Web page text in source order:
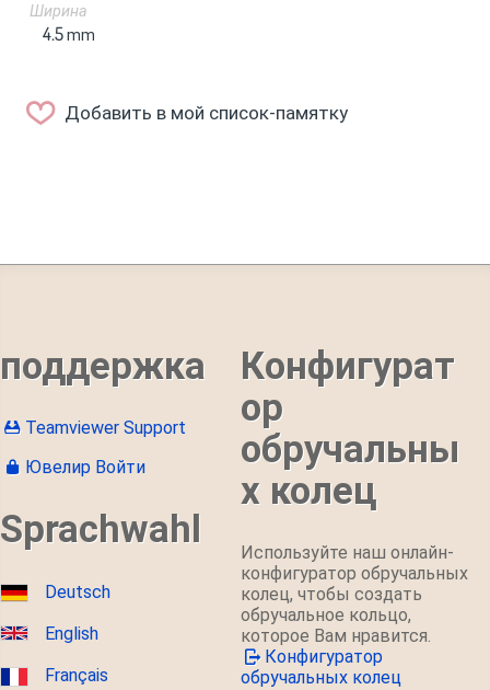
Ширина
4.5mm
Добавить в мой список-памятку
поддержка
Teamviewer Support
Ювелир Войти
Sprachwahl
Deutsch
English
Français
Конфигурат
ор
обручальны
х колец
Используйте наш онлайн-
конфигуратор обручальных
колец, чтобы создать
обручальное кольцо,
которое Вам нравится.
Конфигуратор
обручальных колец